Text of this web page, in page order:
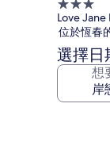
3.0
星
級
住
宿
Love Jane
位於恆春
選擇日
想